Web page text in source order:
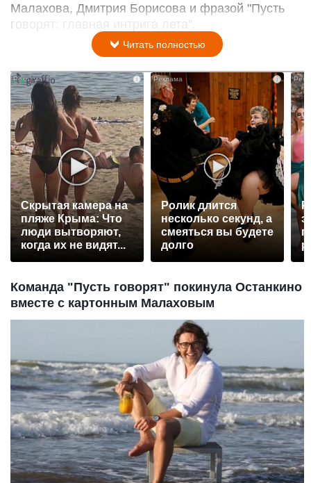
Малахова, Дмитрия Борисова и фразой "Пусть
говорят: главная интрига лета".
Читать полностью
i
Скрытая камера на
пляже Крыма: Что
люди вытворяют,
когда их не видят...
Ролик длится
несколько секунд, а
смеяться вы будете
долго
Команда "Пусть говорят" покинула Останкино
вместе с картонным Малаховым